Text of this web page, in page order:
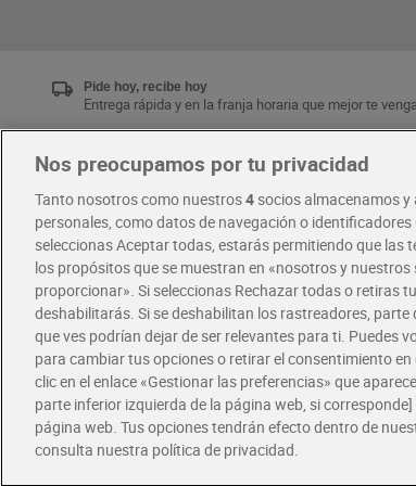
Pide hoy, recibe hoy
Entrega rápida y en la franja horaria que mejor te
Disfruta las ventajas y ofertas exclusivas.
Descárgate la APP Dia
RECETAS · COMER MEJOR
Política de privacidad Política de cookies
Nos preocupamos por tu privacidad
Tanto nosotros como nuestros4socios almacenamos
personales, como datos de navegación o
seleccionas Aceptar todas, estarás permitiendo que las
los propósitos que se muestran en «nosotros y
proporcionar». Si seleccionas Rechazar todas o retiras
deshabilitarás. Si se deshabilitan los rastreadores,
que ves podrían dejar de ser relevantes para ti. Puedes
para cambiar tus opciones o retirar el consentimiento
clic en el enlace «Gestionar las preferencias» que
parte inferior izquierda de la página web, si
página web. Tus opciones tendrán efecto dentro de
consulta nuestra política de privacidad.